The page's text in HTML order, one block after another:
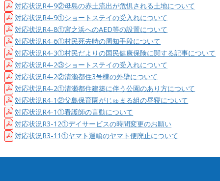
対応状況R4-9②母島の赤土流出が危惧される土地について
対応状況R4-9①ショートステイの受入れについて
対応状況R4-8①宮之浜へのAED等の設置について
対応状況R4-6①村民死去時の周知手段について
対応状況R4-3①村民だよりの国民健康保険に関する記事について
対応状況R4-2③ショートステイの受入れについて
対応状況R4-2②清瀬都住3号棟の外壁について
対応状況R4-2①清瀬都住建築に伴う公園のあり方について
対応状況R4-1②父島保育園がじゅまる組の昼寝について
対応状況R4-1①看護師の言動について
対応状況R3-12①デイサービスの時間変更のお願い
対応状況R3-11①ヤマト運輸のヤマト便廃止について